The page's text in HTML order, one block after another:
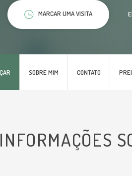
SOBRE MIM CONTATO
MARCAR UMA VISITA
INFORMAÇÕES